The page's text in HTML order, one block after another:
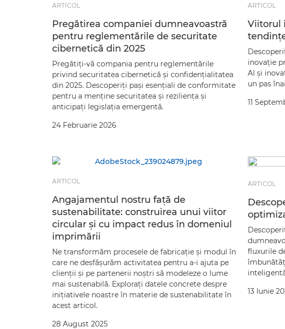
ARTICOL
Pregătirea companiei dumneavoastră
pentru reglementările de securitate
cibernetică din 2025
Pregătiţi-vă compania pentru reglementările
privind securitatea cibernetică şi confidenţialitatea
din 2025. Descoperiţi paşi esenţiali de conformitate
pentru a menţine securitatea şi rezilienţa şi
anticipaţi legislaţia emergentă.
24 Februarie 2026
ARTICOL
Viitorul
inovaţie
AI şi
un pas
11
ARTICOL
Angajamentul nostru faţă de
sustenabilitate: construirea unui viitor
circular şi cu impact redus în domeniul
imprimării
Ne transformăm procesele de fabricaţie şi modul în
care ne desfăşurăm activitatea pentru a-i ajuta pe
clienţii şi pe partenerii noştri să modeleze o lume
mai sustenabilă. Exploraţi datele concrete despre
iniţiativele noastre în materie de sustenabilitate în
acest articol.
28 August 2025
ARTICOL
fluxurile
13 Iunie